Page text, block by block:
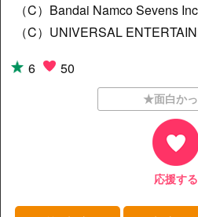
（C）Bandai Namco Sevens
（C）UNIVERSAL
6
50
★面白か
応援する